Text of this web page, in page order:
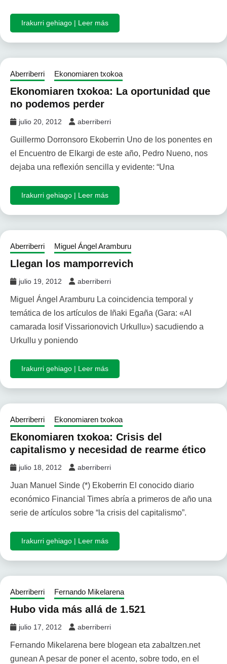
Irakurri gehiago | Leer más
Aberriberri Ekonomiaren txokoa
Ekonomiaren txokoa: La oportunidad que
no podemos perder
julio 20, 2012 aberriberri
Guillermo Dorronsoro Ekoberrin Uno de los ponentes en
el Encuentro de Elkargi de este año, Pedro Nueno, nos
dejaba una reflexión sencilla y evidente: “Una
Irakurri gehiago | Leer más
Aberriberri Miguel Ángel Aramburu
Llegan los mamporrevich
julio 19, 2012 aberriberri
Miguel Ángel Aramburu La coincidencia temporal y
temática de los artículos de Iñaki Egaña (Gara: «Al
camarada Iosif Vissarionovich Urkullu») sacudiendo a
Urkullu y poniendo
Irakurri gehiago | Leer más
Aberriberri Ekonomiaren txokoa
Ekonomiaren txokoa: Crisis del
capitalismo y necesidad de rearme ético
julio 18, 2012 aberriberri
Juan Manuel Sinde (*) Ekoberrin El conocido diario
económico Financial Times abría a primeros de año una
serie de artículos sobre “la crisis del capitalismo”.
Irakurri gehiago | Leer más
Aberriberri Fernando Mikelarena
Hubo vida más allá de 1.521
julio 17, 2012 aberriberri
Fernando Mikelarena bere blogean eta zabaltzen.net
gunean A pesar de poner el acento, sobre todo, en el